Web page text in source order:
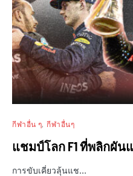
กีฬาอื่น ๆ กีฬาอื่นๆ
แชมป์โลก F1 ที่พลิกผัน
การขับเคี่ยวลุ้นแช…